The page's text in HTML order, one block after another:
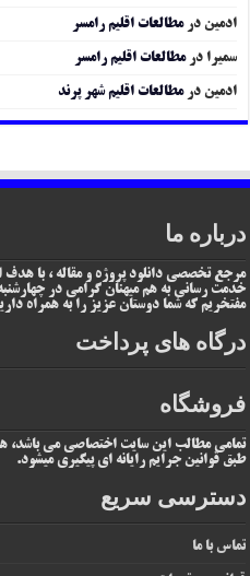
ادمین درمطالعات اقلیم رامسر
سمیرا درمطالعات اقلیم رامسر
ادمین درمطالعات اقلیم شهر پرند
درباره ما
مرجع تخصصی دانلود پروژه و مقاله ، با هدف
مفتخریم که شما دوستان عزیز را به همراه
درگاه های پرداخت
فروشگاه
تمامی مطالب این سایت اختصاصی می باشد،
طبق قوانین جرایم رایانه ای پیگیری میشود.
دسترسی سریع
تماس با ما